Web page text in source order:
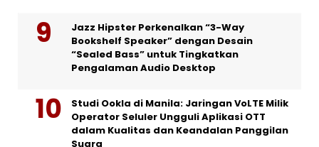
Jazz Hipster Perkenalkan “3-Way
Bookshelf Speaker” dengan Desain
“Sealed Bass” untuk Tingkatkan
Pengalaman Audio Desktop
Studi Ookla di Manila: Jaringan VoLTE Milik
Operator Seluler Ungguli Aplikasi OTT
dalam Kualitas dan Keandalan Panggilan
Suara